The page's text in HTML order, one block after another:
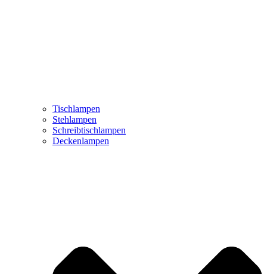
Tischlampen
Stehlampen
Schreibtischlampen
Deckenlampen